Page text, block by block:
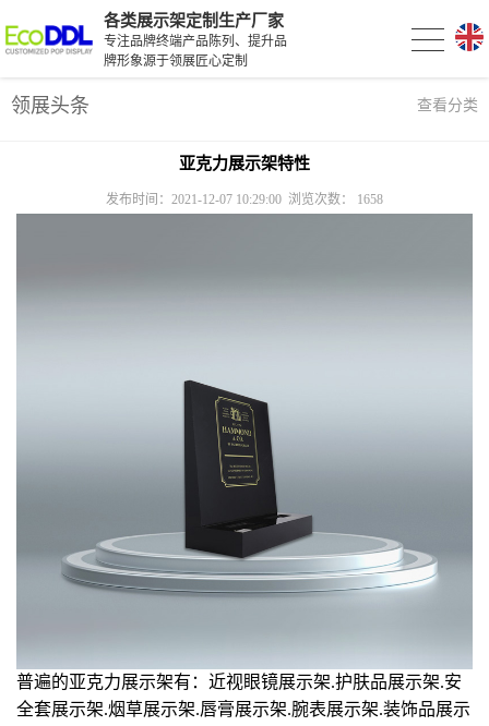
各类展示架定制生产厂家
专注品牌终端产品陈列、提升品
牌形象源于领展匠心定制
领展头条 查看分类
亚克力展示架特性
发布时间：2021-12-07 10:29:00 浏览次数： 1658
普遍的亚克力展示架有：近视眼镜展示架.护肤品展示架.安
全套展示架.烟草展示架.唇膏展示架.腕表展示架.装饰品展示